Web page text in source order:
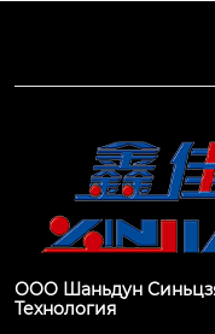
ООО Шаньдун
Технология